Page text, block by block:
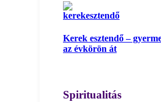
Kerek esztendő –
az évkörön át
Spiritualitás